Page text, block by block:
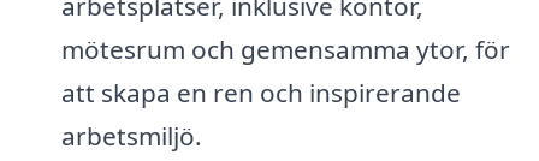
mötesrum och gemensamma ytor, för
att skapa en ren och inspirerande
arbetsmiljö.